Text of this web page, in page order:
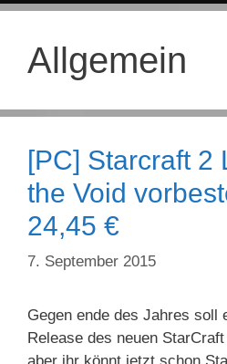
Allgemein
[PC] Starcraft 2
the Void
24,45 €
7. September 2015
Gegen ende des Jahres soll
Release des neuen